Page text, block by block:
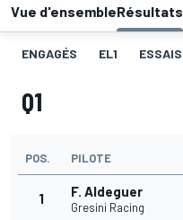
Vue d'ensembleRésultats
ENGAGÉS EL1 ESSAIS
Q1
POS. PILOTE
1 F. Aldeguer
Gresini Racing